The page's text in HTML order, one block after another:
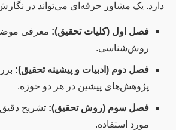
دارد. یک مشاور حرفه‌ای می‌تواند در
فصل اول (کلیات تحقیق): معرفی
روش‌شناسی.
فصل دوم (ادبیات و پیشینه تحقیق):
پژوهش‌های پیشین در هر دو حوزه.
فصل سوم (روش تحقیق): تشریح
مورد استفاده.